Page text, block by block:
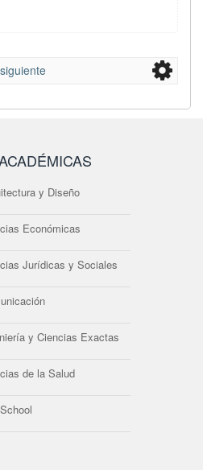
y Diseño
Económicas
Jurídicas y Sociales
y Ciencias Exactas
de la Salud